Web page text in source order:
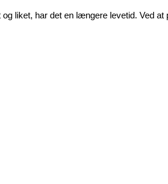
liket, har det en længere levetid. Ved